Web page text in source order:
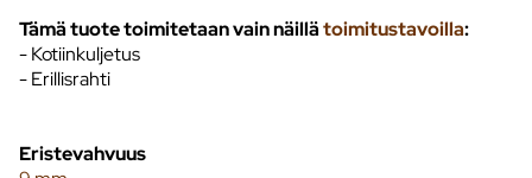
Tämä tuote toimitetaan vain näillätoimitustavoilla:
- Kotiinkuljetus
- Erillisrahti
Eristevahvuus